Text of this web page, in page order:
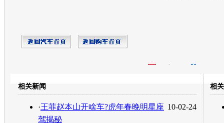
转发至：
相关新闻
10-02-24
·王菲赵本山开啥车?虎年春晚明星座
驾揭秘
相